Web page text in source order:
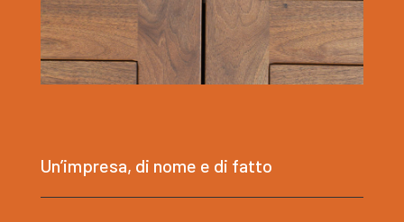
Un’impresa, di nome e di fatto